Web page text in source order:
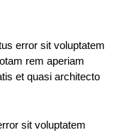
error sit voluptatem
rem aperiam
et quasi architecto
sit voluptatem